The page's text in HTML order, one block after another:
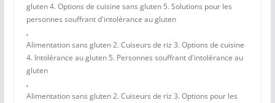
gluten 4. Options de cuisine sans gluten 5. Solutions pour les
personnes souffrant d'intolérance au gluten
,
Alimentation sans gluten 2. Cuiseurs de riz 3. Options de cuisine
4. Intolérance au gluten 5. Personnes souffrant d'intolérance au
gluten
,
Alimentation sans gluten 2. Cuiseurs de riz 3. Options pour les